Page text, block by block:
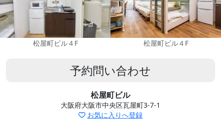
松屋町ビル４F 松屋町ビル４F
予約問い合わせ
松屋町ビル
大阪府大阪市中央区瓦屋町3-7-1
お気に入りへ登録